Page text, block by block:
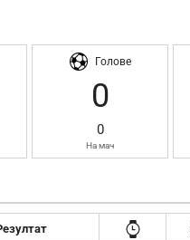
Голове
0
0
На мач